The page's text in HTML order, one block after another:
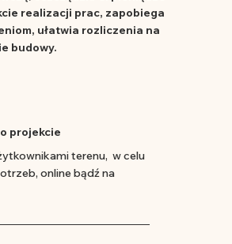
realizacji prac, zapobiega
ułatwia rozliczenia na
budowy.
projekcie
terenu, w celu
online bądź na